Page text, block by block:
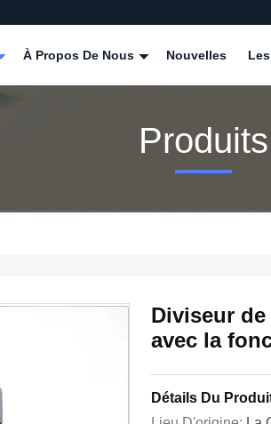
À Propos De Nous Nouvelles
Produits
Diviseur de
avec la
Détails Du